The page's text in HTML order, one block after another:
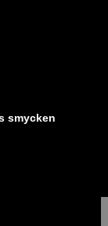
smycken